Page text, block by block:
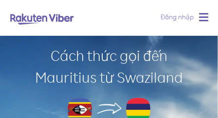
Đăng nhập
Cách thức gọi đến
Mauritius từ Swaziland